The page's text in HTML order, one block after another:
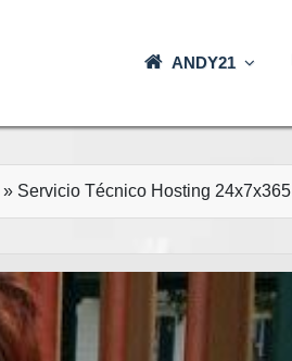
ANDY21
» Servicio Técnico Hosting 24x7x365